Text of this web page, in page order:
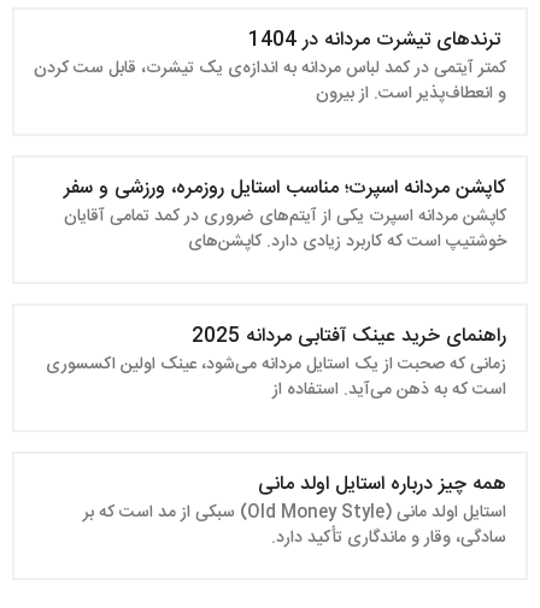
ترندهای تیشرت مردانه در 1404
کمتر آیتمی در کمد لباس مردانه به اندازه‌ی یک تیشرت، قابل ست کردن
و انعطاف‌پذیر است. از بیرون‌
کاپشن مردانه اسپرت؛ مناسب استایل روزمره، ورزشی و سفر
کاپشن مردانه اسپرت یکی از آیتم‌های ضروری در کمد تمامی آقایان
خوشتیپ است که کاربرد زیادی دارد. کاپشن‌های
راهنمای خرید عینک آفتابی مردانه 2025
زمانی که صحبت از یک استایل مردانه می‌شود، عینک اولین اکسسوری
است که به ذهن می‌آید. استفاده از
همه چیز درباره استایل اولد مانی
استایل اولد مانی (Old Money Style) سبکی از مد است که بر
سادگی، وقار و ماندگاری تأکید دارد.